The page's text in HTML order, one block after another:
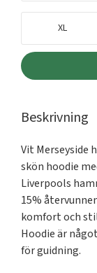
XL
Beskrivning
Vit Merseyside
skön hoodie
Liverpools
15%
komfort och
Hoodie är
för guidning.